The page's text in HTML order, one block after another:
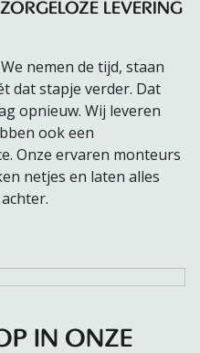
LEVERING
nemen de tijd, staan
dat stapje verder. Dat
opnieuw. Wij leveren
ook een
Onze ervaren monteurs
netjes en laten alles
IN ONZE